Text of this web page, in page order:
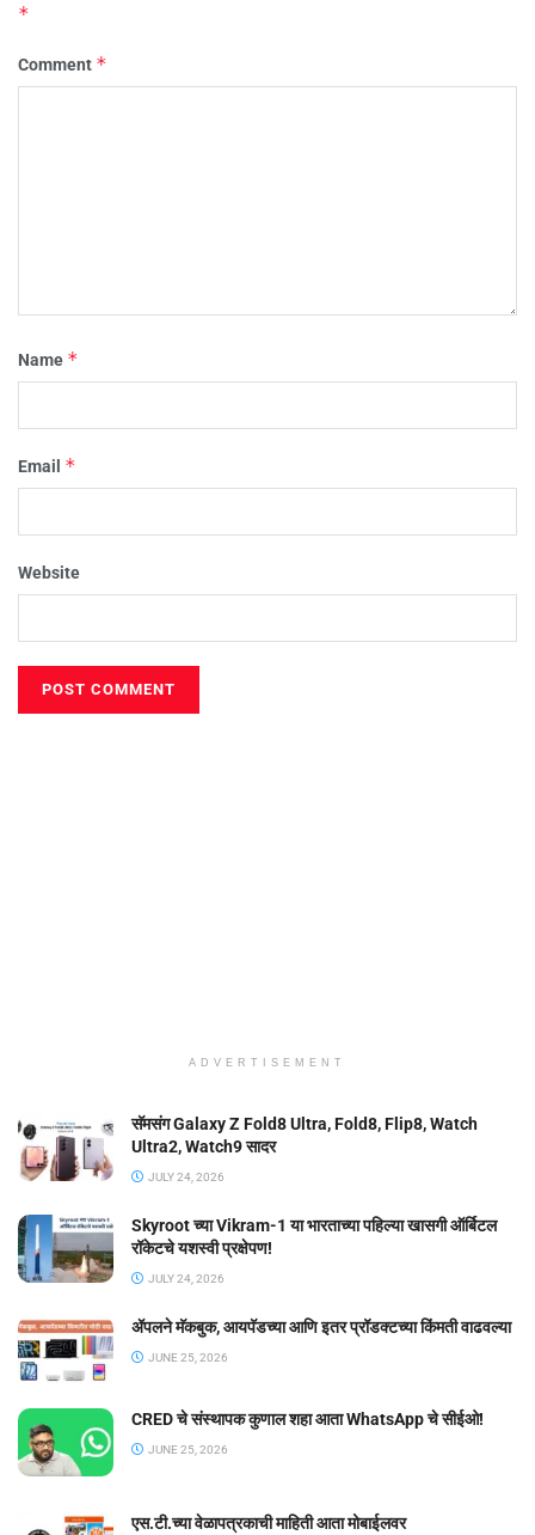
*
Comment *
Name *
Email *
Website
ADVERTISEMENT
सॅमसंग Galaxy Z Fold8 Ultra, Fold8, Flip8, Watch
Ultra2, Watch9 सादर
JULY 24, 2026
Skyroot च्या Vikram-1 या भारताच्या पहिल्या खासगी ऑर्बिटल
रॉकेटचे यशस्वी प्रक्षेपण!
JULY 24, 2026
ॲपलने मॅकबुक, आयपॅडच्या आणि इतर प्रॉडक्टच्या किंमती वाढवल्या
JUNE 25, 2026
CRED चे संस्थापक कुणाल शहा आता WhatsApp चे सीईओ!
JUNE 25, 2026
एस.टी.च्या वेळापत्रकाची माहिती आता मोबाईलवर